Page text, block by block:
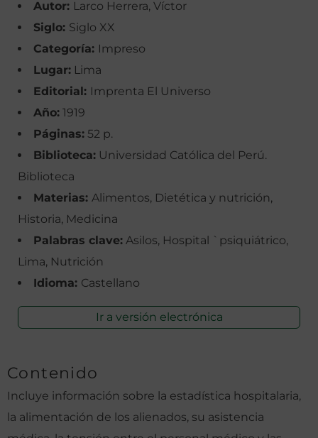
Autor: Larco Herrera, Víctor
Siglo: Siglo XX
Categoría: Impreso
Lugar: Lima
Editorial: Imprenta El Universo
Año: 1919
Páginas: 52 p.
Biblioteca: Universidad Católica del Perú.
Biblioteca
Materias: Alimentos, Dietética y nutrición,
Historia, Medicina
Palabras clave: Asilos, Hospital `psiquiátrico,
Lima, Nutrición
Idioma: Castellano
Ir a versión electrónica
Contenido
Incluye información sobre la estadística hospitalaria,
la alimentación de los alienados, su asistencia